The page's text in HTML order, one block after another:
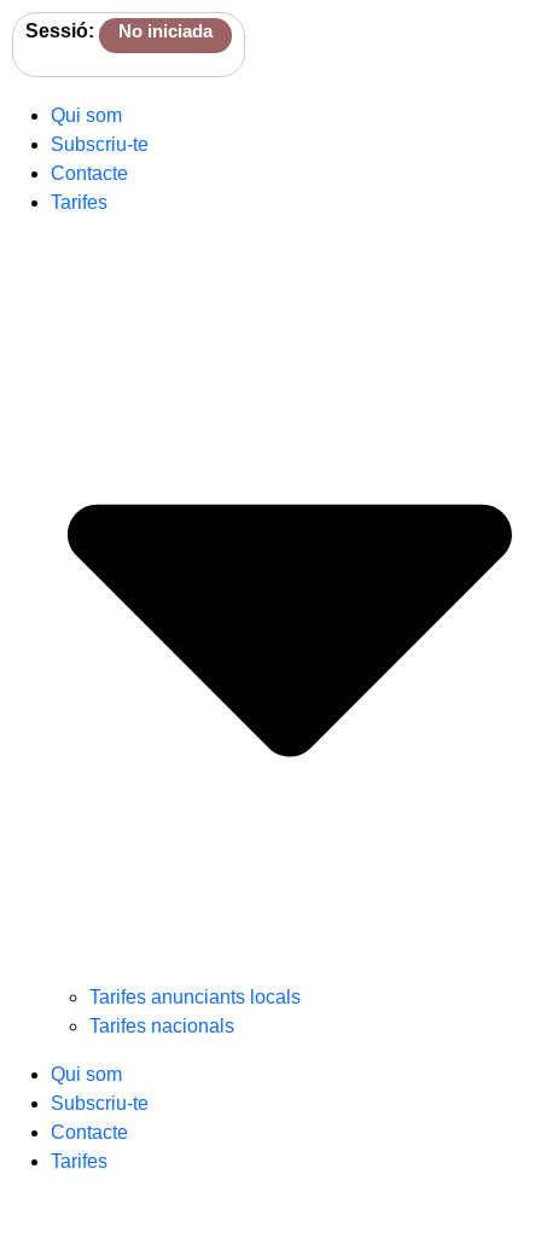
Sessió: No iniciada
Qui som
Subscriu-te
Contacte
Tarifes
Tarifes anunciants locals
Tarifes nacionals
Qui som
Subscriu-te
Contacte
Tarifes